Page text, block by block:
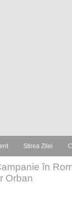
Stirea Zilei
în
Orban